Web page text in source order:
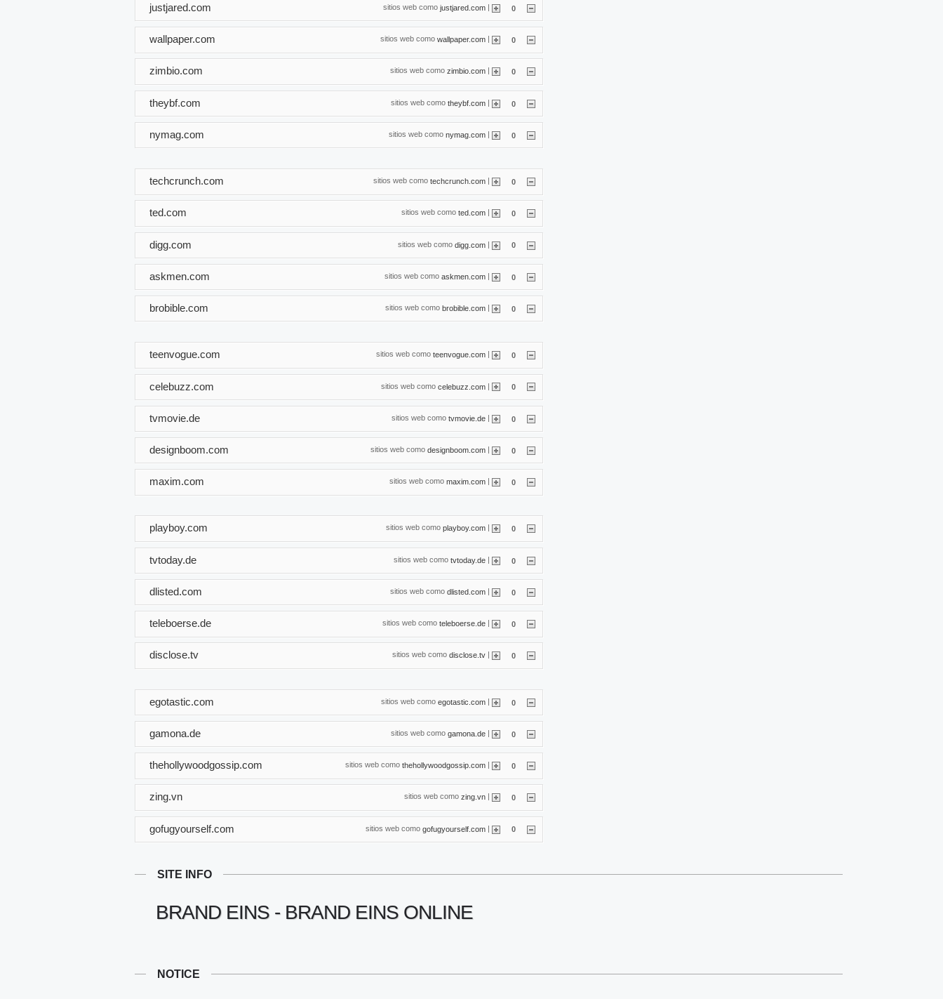
sitios web como justjared.com | 0
justjared.com
sitios web como wallpaper.com | 0
wallpaper.com
sitios web como zimbio.com 0
zimbio.com
sitios web como theybf.com | 0
theybf.com
sitios web como nymag.com | 0
nymag.com
sitios web como techcrunch.com | 0
techcrunch.com
sitios web como ted.com 0
ted.com
sitios web como digg.com | 0
digg.com
sitios web como askmen.com | 0
askmen.com
sitios web como brobible.com | 0
brobible.com
sitios web como teenvogue.com 0
teenvogue.com
sitios web como celebuzz.com | 0
celebuzz.com
sitios web como tvmovie.de | 0
tvmovie.de
sitios web como designboom.com | 0
designboom.com
sitios web como maxim.com 0
maxim.com
sitios web como playboy.com 0
playboy.com
sitios web como tvtoday.de | 0
tvtoday.de
sitios web como dlisted.com | 0
dlisted.com
sitios web como teleboerse.de | 0
teleboerse.de
sitios web como disclose.tv 0
disclose.tv
sitios web como egotastic.com | 0
egotastic.com
sitios web como gamona.de | 0
gamona.de
sitios web como thehollywoodgossip.com | 0
thehollywoodgossip.com
sitios web como zing.vn 0
zing.vn
sitios web como gofugyourself.com | 0
gofugyourself.com
SITE INFO
BRAND EINS - BRAND EINS ONLINE
NOTICE